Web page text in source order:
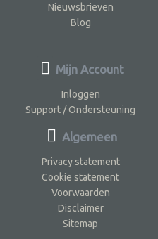
Nieuwsbrieven
Blog
Mijn Account
Inloggen
Support / Ondersteuning
Algemeen
Privacy statement
Cookie statement
Voorwaarden
Disclaimer
Sitemap